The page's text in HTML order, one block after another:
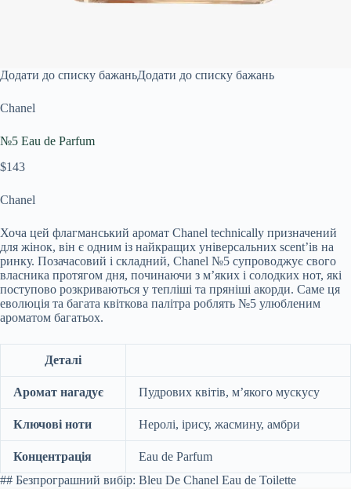
Додати до списку бажаньДодати до списку бажань
Chanel
№5 Eau de Parfum
$143
Chanel
Хоча цей флагманський аромат Chanel technically призначений
для жінок, він є одним із найкращих універсальних scent’ів на
ринку. Позачасовий і складний, Chanel №5 супроводжує свого
власника протягом дня, починаючи з м’яких і солодких нот, які
поступово розкриваються у тепліші та пряніші акорди. Саме ця
еволюція та багата квіткова палітра роблять №5 улюбленим
ароматом багатьох.
Деталі
Аромат нагадує Пудрових квітів, м’якого мускусу
Ключові ноти Неролі, ірису, жасмину, амбри
Концентрація
Eau de Parfum
## Безпрограшний вибір: Bleu De Chanel Eau de Toilette